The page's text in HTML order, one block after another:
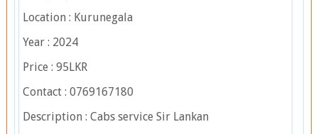
Location : Kurunegala
Year : 2024
Price : 95LKR
Contact : 0769167180
Description : Cabs service Sir Lankan